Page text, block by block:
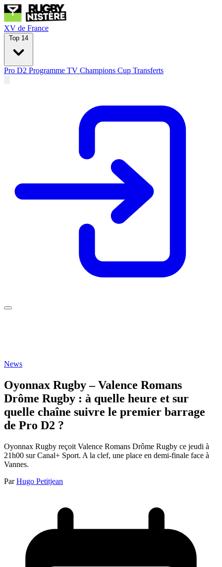
XV de France
Top 14
Pro D2 Programme TV Champions Cup Transferts
News
Oyonnax Rugby – Valence Romans
Drôme Rugby : à quelle heure et sur
quelle chaîne suivre le premier barrage
de Pro D2 ?
Oyonnax Rugby reçoit Valence Romans Drôme Rugby ce jeudi à
21h00 sur Canal+ Sport. A la clef, une place en demi-finale face à
Vannes.
Par Hugo Petitjean